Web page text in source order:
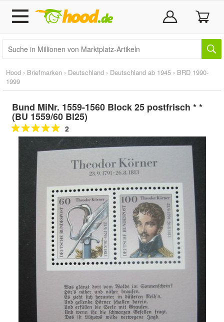
Hood › Briefmarken › Deutschland › Deutschland ab 1945 › BRD 1990-
1999
Bund MiNr. 1559-1560 Block 25 postfrisch * *
(BU 1559/60 Bl25)
2